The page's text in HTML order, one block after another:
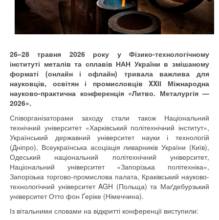
26–28 травня 2026 року у Фізико-технологічному
інституті металів та сплавів НАН України в змішаному
форматі (онлайн і офлайн) тривала важлива для
науковців, освітян і промисловців XXІІ Міжнародна
науково-практична конференція «Литво. Металургія —
2026».
Співорганізаторами заходу стали також Національний
технічний університет «Харківський політехнічний інститут»,
Український державний університет науки і технологій
(Дніпро), Всеукраїнська асоціація ливарників України (Київ),
Одеський національний політехнічний університет,
Національний університет «Запорізька політехніка»,
Запорізька торгово-промислова палата, Краківський науково-
технологічний університет AGH (Польща) та Маґдебурзький
університет Отто фон Ґеріке (Німеччина).
Із вітальними словами на відкритті конференції виступили: